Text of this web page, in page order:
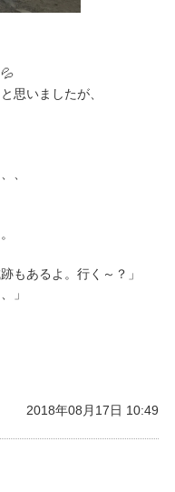
思いましたが、
、
もあるよ。行く～？」
」
2018年08月17日 10:49